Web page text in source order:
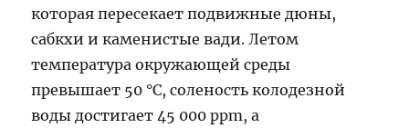
которая пересекает подвижные дюны,
сабкхи и каменистые вади. Летом
температура окружающей среды
превышает 50 °C, соленость колодезной
воды достигает 45 000 ppm, а